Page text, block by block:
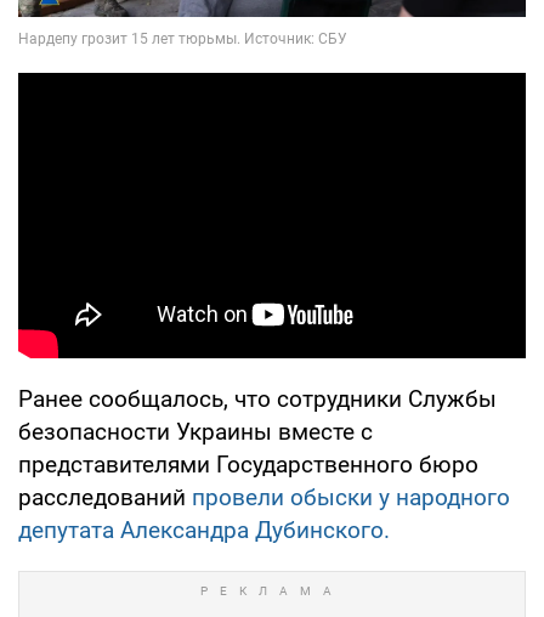
Ранее сообщалось, что сотрудники Службы
безопасности Украины вместе с
представителями Государственного бюро
расследований провели обыски у народного
депутата Александра Дубинского.